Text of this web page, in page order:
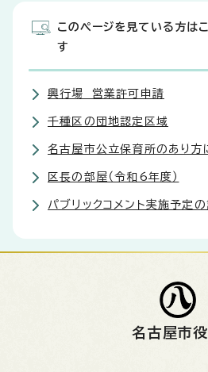
このページを見ている方は
す
興行場 営業許可申請
千種区の団地認定区域
名古屋市公立保育所のあり
区長の部屋（令和6年度）
パブリックコメント実施予定
名古屋市